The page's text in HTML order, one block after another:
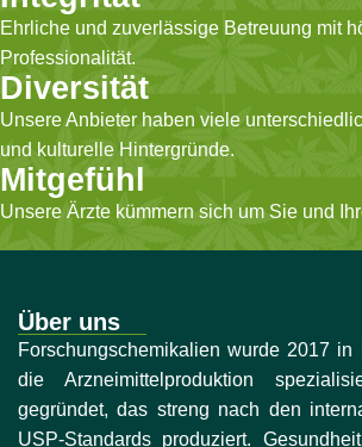
Ehrliche und zuverlässige Betreuung mit
Professionalität.
Diversität
Unsere Anbieter haben viele
und kulturelle Hintergründe.
Mitgefühl
Unsere Ärzte kümmern sich um Sie und
Über uns
Forschungschemikalien wurde 2017
die Arzneimittelproduktion
gegründet, das streng nach den
USP-Standards produziert.